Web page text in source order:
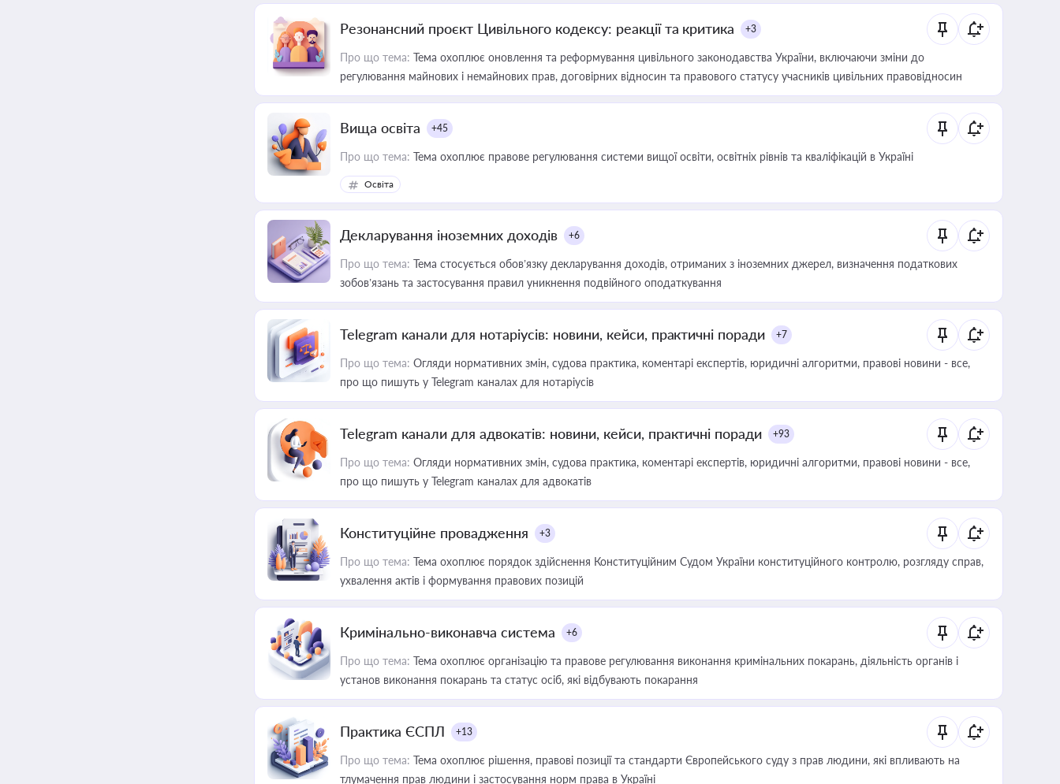
Резонансний проєкт Цивільного кодексу: реакції та критика +3
Про що тема: Тема охоплює оновлення та реформування цивільного законодавства України, включаючи зміни до
регулювання майнових і немайнових прав, договірних відносин та правового статусу учасників цивільних правовідносин
Вища освіта +45
Про що тема: Тема охоплює правове регулювання системи вищої освіти, освітніх рівнів та кваліфікацій в Україні
Освіта
Декларування іноземних доходів +6
Про що тема: Тема стосується обов’язку декларування доходів, отриманих з іноземних джерел, визначення податкових
зобов’язань та застосування правил уникнення подвійного оподаткування
Telegram канали для нотаріусів: новини, кейси, практичні поради +7
Про що тема: Огляди нормативних змін, судова практика, коментарі експертів, юридичні алгоритми, правові новини - все,
про що пишуть у Telegram каналах для нотаріусів
Telegram канали для адвокатів: новини, кейси, практичні поради +93
Про що тема: Огляди нормативних змін, судова практика, коментарі експертів, юридичні алгоритми, правові новини - все,
про що пишуть у Telegram каналах для адвокатів
Конституційне провадження +3
Про що тема: Тема охоплює порядок здійснення Конституційним Судом України конституційного контролю, розгляду справ,
ухвалення актів і формування правових позицій
Кримінально-виконавча система +6
Про що тема: Тема охоплює організацію та правове регулювання виконання кримінальних покарань, діяльність органів і
установ виконання покарань та статус осіб, які відбувають покарання
Практика ЄСПЛ +13
Про що тема: Тема охоплює рішення, правові позиції та стандарти Європейського суду з прав людини, які впливають на
тлумачення прав людини і застосування норм права в Україні